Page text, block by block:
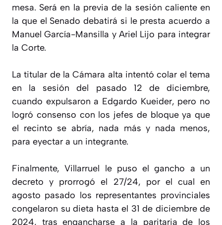
mesa. Será en la previa de la sesión caliente en
la que el Senado debatirá si le presta acuerdo a
Manuel García-Mansilla y Ariel Lijo para integrar
la Corte.
La titular de la Cámara alta intentó colar el tema
en la sesión del pasado 12 de diciembre,
cuando expulsaron a Edgardo Kueider, pero no
logró consenso con los jefes de bloque ya que
el recinto se abría, nada más y nada menos,
para eyectar a un integrante.
Finalmente, Villarruel le puso el gancho a un
decreto y prorrogó el 27/24, por el cual en
agosto pasado los representantes provinciales
congelaron su dieta hasta el 31 de diciembre de
2024, tras engancharse a la paritaria de los